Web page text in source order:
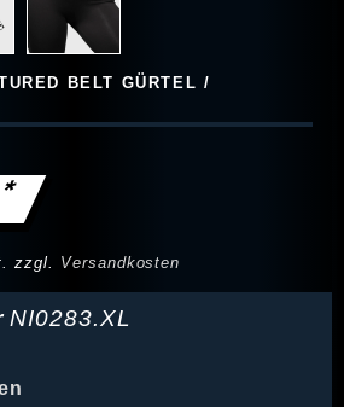
BELT GÜRTEL /
*
zzgl. Versandkosten
NI0283.XL